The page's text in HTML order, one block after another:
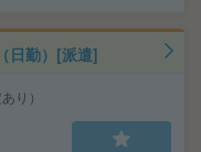
日勤）[派遣]
り）